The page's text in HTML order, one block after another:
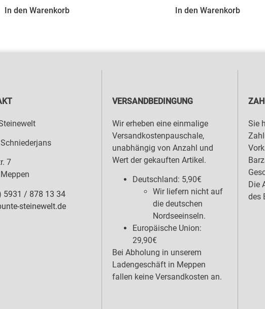
In den Warenkorb In den Warenkorb
7
5931 / 878 13 34
steinewelt.de
VERSANDBEDINGUNG
Wir erheben eine einmalige
Versandkostenpauschale,
unabhängig von Anzahl und
Wert der gekauften Artikel.
Deutschland: 5,90€
Wir liefern nicht auf
die deutschen
Nordseeinseln.
Europäische Union:
29,90€
Bei Abholung in unserem
Ladengeschäft in Meppen
fallen keine Versandkosten an.
Sie
Die
des